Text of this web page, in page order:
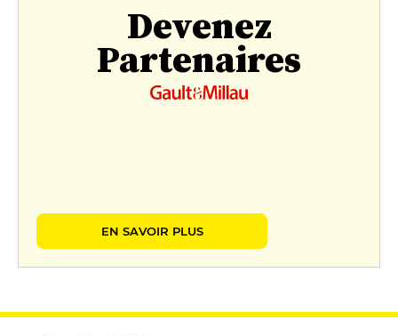
Devenez
Partenaires
EN SAVOIR PLUS